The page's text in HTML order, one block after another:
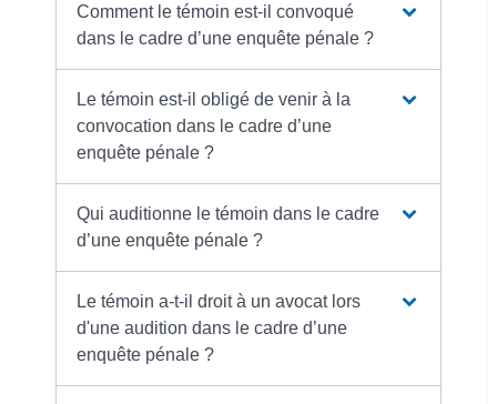
Comment le témoin est-il convoqué
dans le cadre d’une enquête pénale ?
Le témoin est-il obligé de venir à la
convocation dans le cadre d’une
enquête pénale ?
Qui auditionne le témoin dans le cadre
d’une enquête pénale ?
Le témoin a-t-il droit à un avocat lors
d'une audition dans le cadre d’une
enquête pénale ?